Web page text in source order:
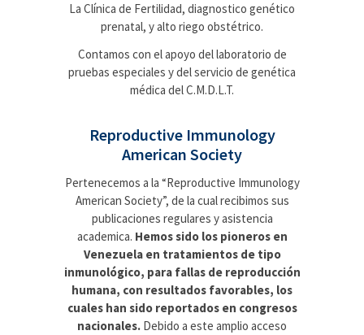
La Clínica de Fertilidad, diagnostico genético
prenatal, y alto riego obstétrico.
Contamos con el apoyo del laboratorio de
pruebas especiales y del servicio de genética
médica del C.M.D.L.T.
Reproductive Immunology
American Society
Pertenecemos a la “Reproductive Immunology
American Society”, de la cual recibimos sus
publicaciones regulares y asistencia
academica. Hemos sido los pioneros en
Venezuela en tratamientos de tipo
inmunológico, para fallas de reproducción
humana, con resultados favorables, los
cuales han sido reportados en congresos
nacionales. Debido a este amplio acceso